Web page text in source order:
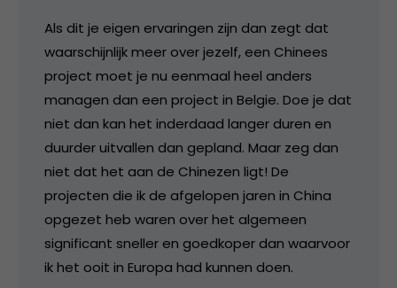
Als dit je eigen ervaringen zijn dan zegt dat
waarschijnlijk meer over jezelf, een Chinees
project moet je nu eenmaal heel anders
managen dan een project in Belgie. Doe je dat
niet dan kan het inderdaad langer duren en
duurder uitvallen dan gepland. Maar zeg dan
niet dat het aan de Chinezen ligt! De
projecten die ik de afgelopen jaren in China
opgezet heb waren over het algemeen
significant sneller en goedkoper dan waarvoor
ik het ooit in Europa had kunnen doen.